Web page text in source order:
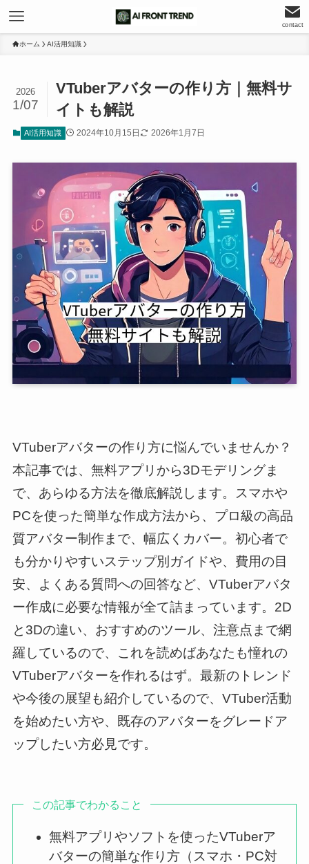
contact
ホーム AI活用知識
VTuberアバターの作り方｜無料サ
イトも解説
2026
1/07
AI活用知識 2024年10月15日 2026年1月7日
VTuberアバターの作り方に悩んでいませんか？
本記事では、無料アプリから3Dモデリングま
で、あらゆる方法を徹底解説します。スマホや
PCを使った簡単な作成方法から、プロ級の高品
質アバター制作まで、幅広くカバー。初心者で
も分かりやすいステップ別ガイドや、費用の目
安、よくある質問への回答など、VTuberアバタ
ー作成に必要な情報が全て詰まっています。2D
と3Dの違い、おすすめのツール、注意点まで網
羅しているので、これを読めばあなたも憧れの
VTuberアバターを作れるはず。最新のトレンド
や今後の展望も紹介しているので、VTuber活動
を始めたい方や、既存のアバターをグレードア
ップしたい方必見です。
この記事でわかること
無料アプリやソフトを使ったVTuberア
バターの簡単な作り方（スマホ・PC対